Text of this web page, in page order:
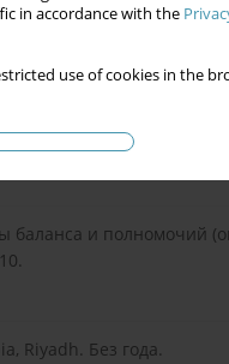
in accordance with the
use of cookies in the
аспекты, Казань 2006.
баланса и полномочий
Riyadh. Без года.